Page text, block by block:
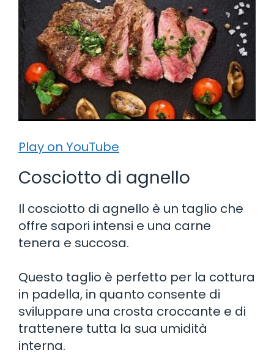
Play on YouTube
Cosciotto di agnello
Il cosciotto di agnello è un taglio che
offre sapori intensi e una carne
tenera e succosa.
Questo taglio è perfetto per la cottura
in padella, in quanto consente di
sviluppare una crosta croccante e di
trattenere tutta la sua umidità
interna.